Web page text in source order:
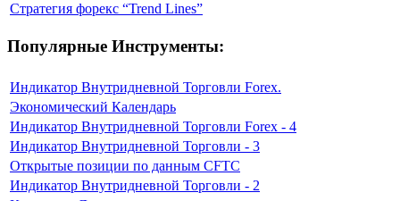
Стратегия форекс “Trend Lines”
Популярные Инструменты:
Индикатор Внутридневной Торговли Forex.
Экономический Календарь
Индикатор Внутридневной Торговли Forex - 4
Индикатор Внутридневной Торговли - 3
Открытые позиции по данным CFTC
Индикатор Внутридневной Торговли - 2